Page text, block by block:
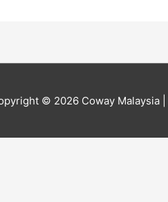
© 2026 Coway Malaysia